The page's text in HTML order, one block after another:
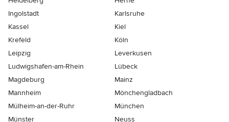
Ingolstadt
Karlsruhe
Kassel
Kiel
Krefeld
Köln
Leipzig
Leverkusen
Ludwigshafen-am-Rhein
Lübeck
Magdeburg
Mainz
Mannheim
Mönchen­gladbach
Mülheim-an-der-Ruhr
München
Münster
Neuss